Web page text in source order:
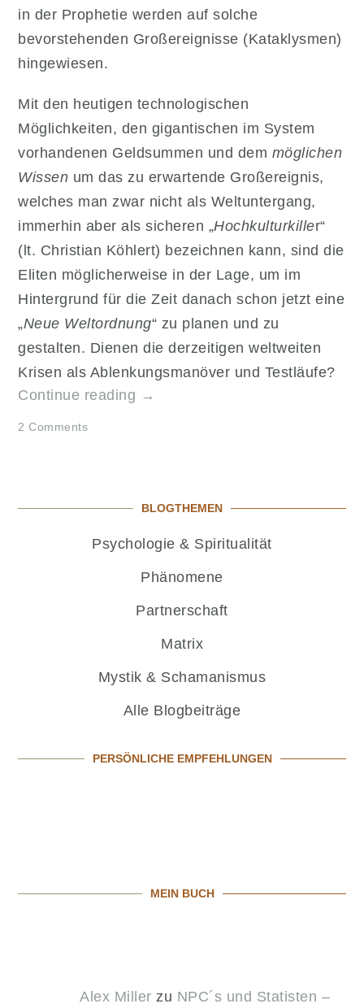
in der Prophetie werden auf solche
bevorstehenden Großereignisse (Kataklysmen)
hingewiesen.
Mit den heutigen technologischen
Möglichkeiten, den gigantischen im System
vorhandenen Geldsummen und dem möglichen
Wissen um das zu erwartende Großereignis,
welches man zwar nicht als Weltuntergang,
immerhin aber als sicheren „Hochkulturkiller“
(lt. Christian Köhlert) bezeichnen kann, sind die
Eliten möglicherweise in der Lage, um im
Hintergrund für die Zeit danach schon jetzt eine
„Neue Weltordnung“ zu planen und zu
gestalten. Dienen die derzeitigen weltweiten
Krisen als Ablenkungsmanöver und Testläufe?
Continue reading „Phönix
→
2 Comments
BLOGTHEMEN
Psychologie & Spiritualität
Phänomene
Partnerschaft
Matrix
Mystik & Schamanismus
Alle Blogbeiträge
PERSÖNLICHE EMPFEHLUNGEN
MEIN BUCH
Alex Miller zu NPC´s und Statisten –